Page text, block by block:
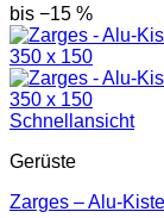
bis −15 %
Schnellansicht
Gerüste
Zarges – Alu-